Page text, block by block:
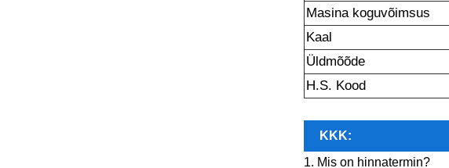
Masina koguvõimsus
Kaal
Üldmõõde
H.S. Kood
KKK:
1. Mis on hinnatermin?